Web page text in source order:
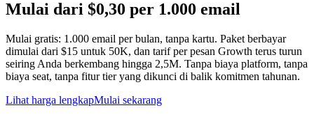
Mulai dari $0,30 per 1.000 email
Mulai gratis: 1.000 email per bulan, tanpa kartu. Paket berbayar
dimulai dari $15 untuk 50K, dan tarif per pesan Growth terus turun
seiring Anda berkembang hingga 2,5M. Tanpa biaya platform, tanpa
biaya seat, tanpa fitur tier yang dikunci di balik komitmen tahunan.
Lihat harga lengkapMulai sekarang